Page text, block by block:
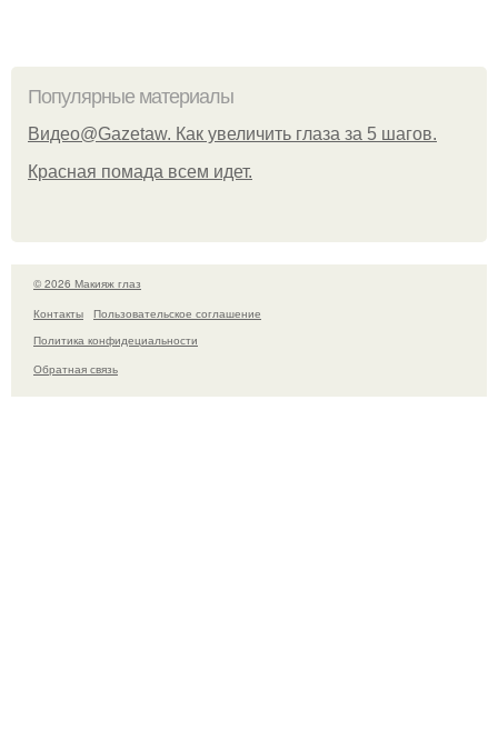
Популярные материалы
Видео@Gazetaw. Как увеличить глаза за 5 шагов.
Красная помада всем идет.
© 2026 Макияж глаз
Контакты
Пользовательское соглашение
Политика конфидециальности
Обратная связь